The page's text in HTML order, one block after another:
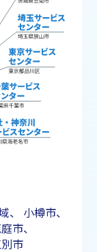
、 小樽市、
市、
市